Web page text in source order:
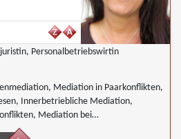
Personalbetriebswirtin
Mediation in Paarkonflikten,
Innerbetriebliche Mediation,
Mediation bei
von Unternehmensnachfolgen,